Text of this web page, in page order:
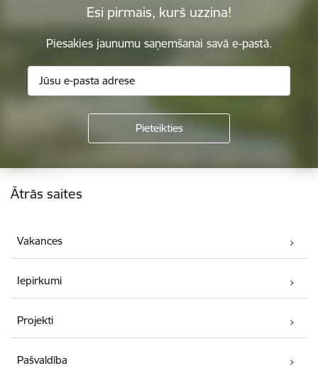
Esi pirmais, kurš uzzina!
Piesakies jaunumu saņemšanai savā e-pastā.
Kājene
Ātrās saites
Vakances
Iepirkumi
Projekti
Pašvaldība